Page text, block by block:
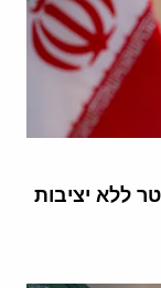
ללא יציבות